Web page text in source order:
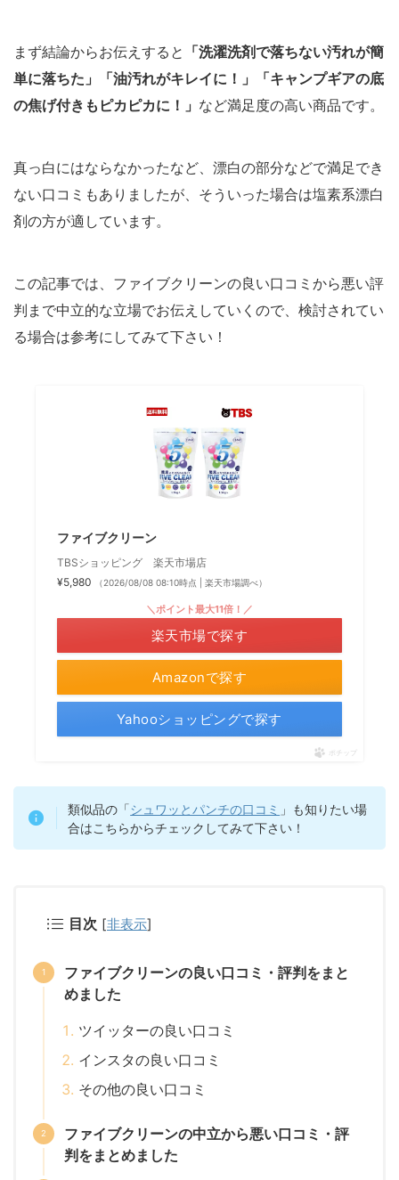
まず結論からお伝えすると 「洗濯洗剤で落ちない汚れが簡
単に落ちた」「油汚れがキレイに！」「キャンプギアの底
の焦げ付きもピカピカに！」 など満足度の高い商品です。
真っ白にはならなかったなど、漂白の部分などで満足でき
ない口コミもありましたが、そういった場合は塩素系漂白
剤の方が適しています。
この記事では、ファイブクリーンの良い口コミから悪い評
判まで中立的な立場でお伝えしていくので、検討されてい
る場合は参考にしてみて下さい！
ファイブクリーン
TBSショッピング 楽天市場店
¥5,980
（2026/08/08 08:10時点 | 楽天市場調べ）
Amazonで探す
＼ポイント最大11倍！／
楽天市場で探す
Yahooショッピングで探す
ポチップ
類似品の「シュワッとパンチの口コミ 」も知りたい場
合はこちらからチェックしてみて下さい！
目次 [非表示]
ファイブクリーンの良い口コミ・評判をまと
めました
ツイッターの良い口コミ
インスタの良い口コミ
その他の良い口コミ
ファイブクリーンの中立から悪い口コミ・評
判をまとめました